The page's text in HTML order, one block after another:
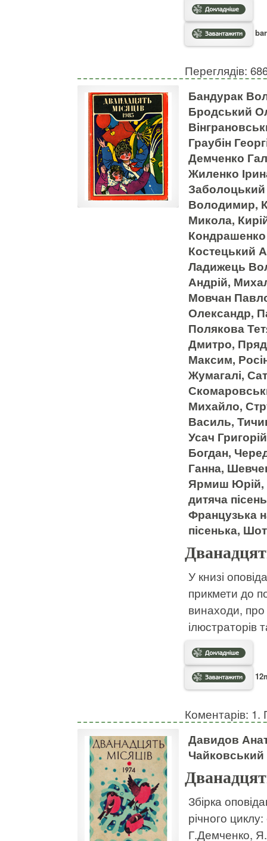
Переглядів:
Бандурак
Бродський
Граубін
Демченко
Жиленко
Заболоцький
Володимир,
Микола,
Костецький
Ладижець
Андрій,
Мовчан
Олександр,
Полякова
Дмитро,
Максим,
Жумагалі,
Михайло,
Василь,
Усач
Богдан,
Ганна,
Ярмиш Юрій,
дитяча
Французька
пісенька,
У книзі
прикмети до
винаходи, про
ілюстраторів
Коментарів: 1.
Давидов
Збірка
річного
Г.Демченко,